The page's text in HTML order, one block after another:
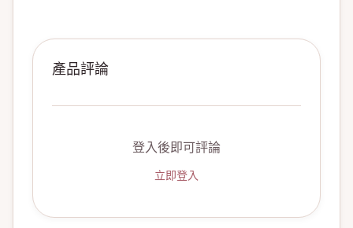
產品評論
登入後即可評論
立即登入